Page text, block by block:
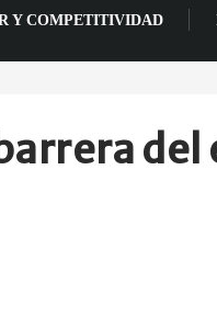
Y COMPETITIVIDAD
del